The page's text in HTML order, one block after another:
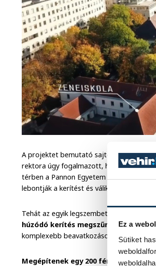
Ez a
Sütiket
A projektet bemutató sajtótájékoztatón
rektora úgy fogalmazott, hiába volt
térben a Pannon Egyetem némileg el
lebontják a kerítést és válik az egyetemi
Tehát az egyik legszembetűnőbb eleme
húzódó kerítés megszűnik,
viszont ez
komplexebb beavatkozásokra is sor
Megépítenek egy 200 férőhelyes új